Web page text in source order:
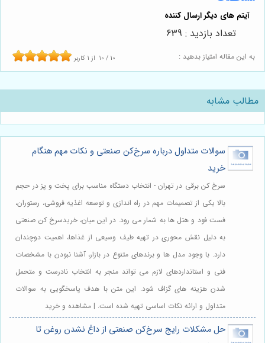
به این مقاله امتیاز بدهید : 10 / 10 از 1 کاربر
تعداد بازدید : 639
مطالب مشابه
سوالات متداول درباره سرخ‌کن صنعتی و نکات مهم هنگام
خرید
سرخ کن برقی در تهران - انتخاب دستگاه مناسب برای پخت و پز در حجم
بالا یکی از تصمیمات مهم در راه اندازی و توسعه اغذیه فروشی، رستوران،
فست فود و هتل ها به شمار می رود. در این میان، خریدسرخ کن صنعتی
به دلیل نقش محوری در تهیه طیف وسیعی از غذاها، اهمیت دوچندان
دارد. با وجود مدل ها و برندهای متنوع در بازار، آشنا نبودن با مشخصات
فنی و استانداردهای لازم می تواند منجر به انتخاب نادرست و متحمل
شدن هزینه های گزاف شود. این متن با هدف پاسخگویی به سوالات
متداول و ارائه نکات اساسی تهیه شده است. | مشاهده و خرید
حل مشکلات رایج سرخ‌کن صنعتی از داغ نشدن روغن تا